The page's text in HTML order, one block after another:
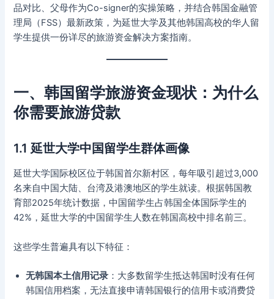
品对比、父母作为Co-signer的实操策略，并结合韩国金融管
理局（FSS）最新政策，为延世大学及其他韩国高校的华人留
学生提供一份详尽的旅游资金解决方案指南。
一、韩国留学旅游资金现状：为什么
你需要旅游贷款
1.1 延世大学中国留学生群体画像
延世大学国际校区位于韩国首尔新村区，每年吸引超过3,000
名来自中国大陆、台湾及港澳地区的学生就读。根据韩国教
育部2025年统计数据，中国留学生占韩国全体国际学生的
42%，延世大学的中国留学生人数在韩国高校中排名前三。
这些学生普遍具有以下特征：
无韩国本土信用记录 ：大多数留学生抵达韩国时没有任何
韩国信用档案，无法直接申请韩国银行的信用卡或消费贷